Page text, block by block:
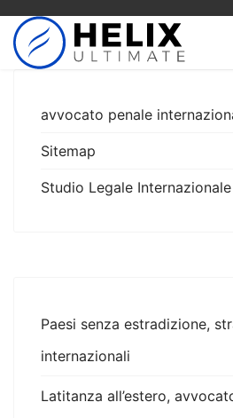
avvocato penale
Sitemap
Studio Legale Internazionale
Paesi senza estradizione,
internazionali
Latitanza all’estero,